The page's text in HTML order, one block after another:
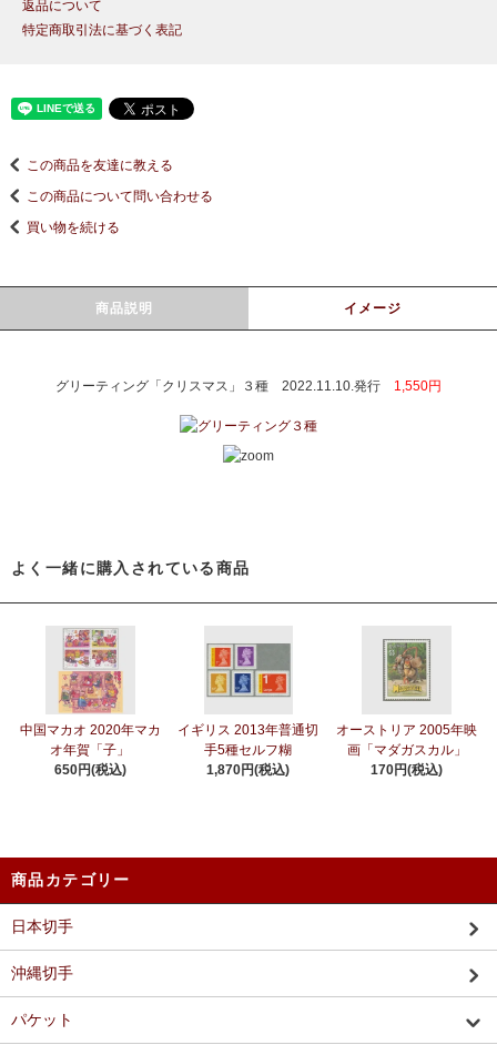
返品について
特定商取引法に基づく表記
この商品を友達に教える
この商品について問い合わせる
買い物を続ける
商品説明 イメージ
グリーティング「クリスマス」３種 2022.11.10.発行 1,550円
よく一緒に購入されている商品
中国マカオ 2020年マカ
オ年賀「子」
650円(税込)
イギリス 2013年普通切
手5種セルフ糊
1,870円(税込)
オーストリア 2005年映
画「マダガスカル」
170円(税込)
商品カテゴリー
日本切手
沖縄切手
パケット